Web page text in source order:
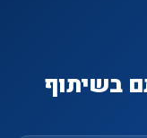
בשיתוף